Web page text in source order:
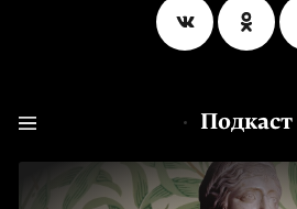
Подкаст